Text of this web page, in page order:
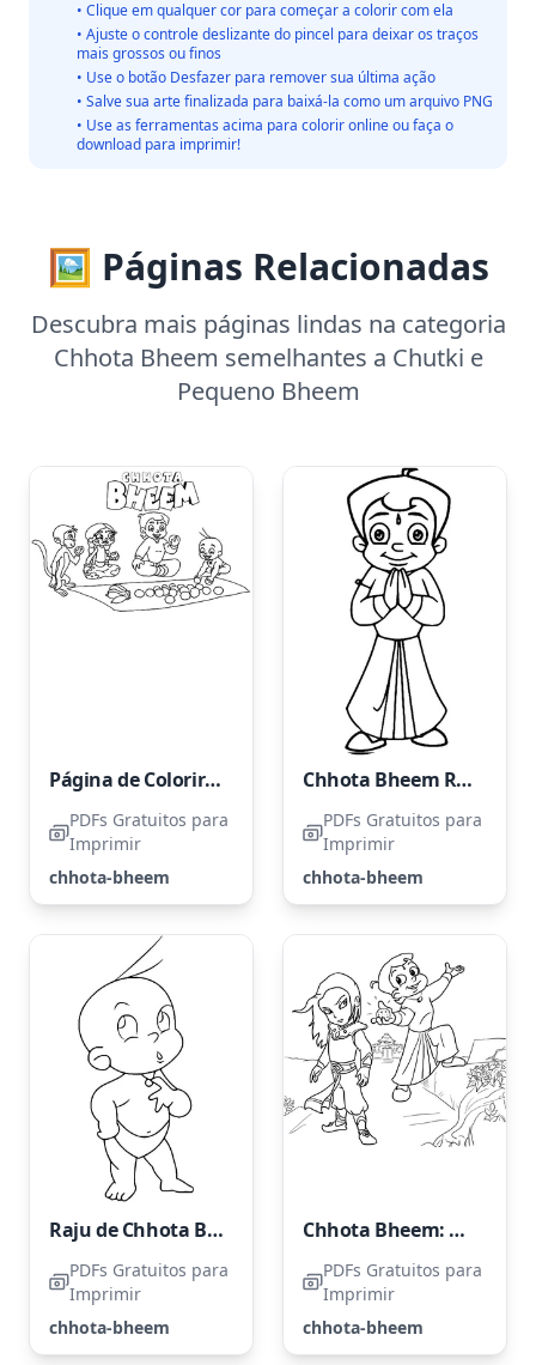
• Clique em qualquer cor para começar a colorir com ela
• Ajuste o controle deslizante do pincel para deixar os traços
mais grossos ou finos
• Use o botão Desfazer para remover sua última ação
• Salve sua arte finalizada para baixá-la como um arquivo PNG
• Use as ferramentas acima para colorir online ou faça o
download para imprimir!
🖼️ Páginas Relacionadas
Descubra mais páginas lindas na categoria
Chhota Bheem semelhantes a Chutki e
Pequeno Bheem
Página de Colorir Grátis do Chhota Bheem para Crianças
PDFs Gratuitos para
Imprimir
chhota-bheem
Chhota Bheem Rezando
PDFs Gratuitos para
Imprimir
chhota-bheem
Raju de Chhota Bheem
PDFs Gratuitos para
Imprimir
chhota-bheem
Chhota Bheem: O Trono de Bali
PDFs Gratuitos para
Imprimir
chhota-bheem